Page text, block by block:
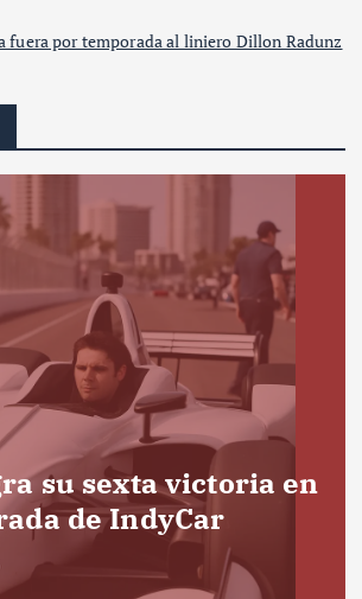
fuera por temporada al liniero Dillon Radunz
su sexta victoria en
de IndyCar